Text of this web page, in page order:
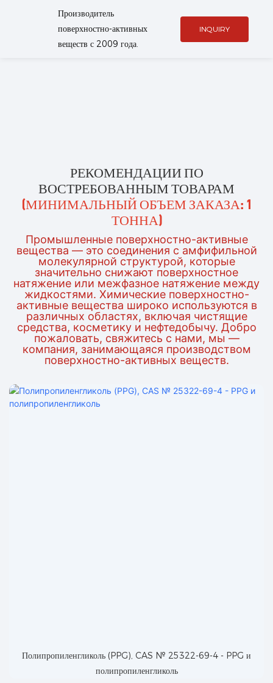
Производитель
поверхностно-активных
веществ с 2009 года.
INQUIRY
РЕКОМЕНДАЦИИ ПО
ВОСТРЕБОВАННЫМ ТОВАРАМ
(МИНИМАЛЬНЫЙ ОБЪЕМ ЗАКАЗА: 1
ТОННА)
Промышленные поверхностно-активные
вещества — это соединения с амфифильной
молекулярной структурой, которые
значительно снижают поверхностное
натяжение или межфазное натяжение между
жидкостями. Химические поверхностно-
активные вещества широко используются в
различных областях, включая чистящие
средства, косметику и нефтедобычу. Добро
пожаловать, свяжитесь с нами, мы —
компания, занимающаяся производством
поверхностно-активных веществ.
Полипропиленгликоль (PPG), CAS № 25322-69-4 - PPG и
полипропиленгликоль